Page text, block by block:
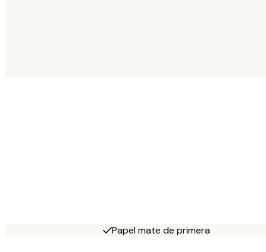
Papel mate de primera